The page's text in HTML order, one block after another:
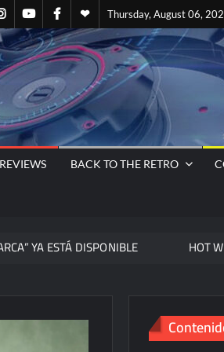
Thursday, August 06,
GN@Instagram
GNOVA
Canal
de
YOUTUBE
GN@Facebook
Quienes
somos
Staff
GNOVA
REVIEWS BACK TO THE RETRO
DISPONIBLE HOT WHEELS™